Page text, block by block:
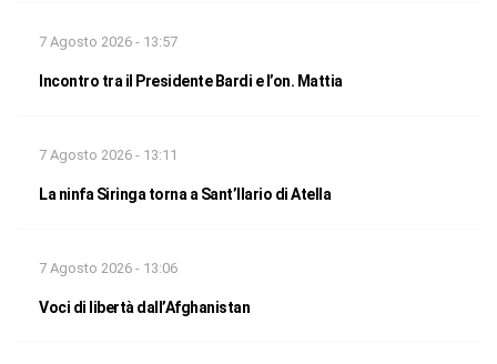
7 Agosto 2026 - 13:57
Incontro tra il Presidente Bardi e l’on. Mattia
7 Agosto 2026 - 13:11
La ninfa Siringa torna a Sant’Ilario di Atella
7 Agosto 2026 - 13:06
Voci di libertà dall’Afghanistan